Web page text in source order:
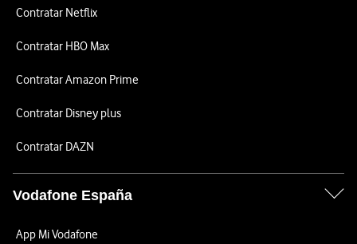
Contratar Netflix
Contratar HBO Max
Contratar Amazon Prime
Contratar Disney plus
Contratar DAZN
Vodafone España
App Mi Vodafone